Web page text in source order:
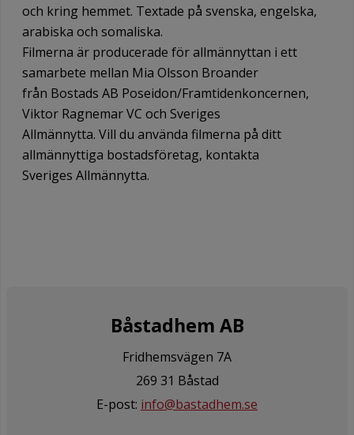
och kring hemmet. Textade på svenska, engelska,
arabiska och somaliska.
Filmerna är producerade för allmännyttan i ett
samarbete mellan Mia Olsson Broander
från Bostads AB Poseidon/Framtidenkoncernen,
Viktor Ragnemar VC och Sveriges
Allmännytta. Vill du använda filmerna på ditt
allmännyttiga bostadsföretag, kontakta
Sveriges Allmännytta.
Båstadhem AB
Fridhemsvägen 7A
269 31 Båstad
E-post: info@bastadhem.se